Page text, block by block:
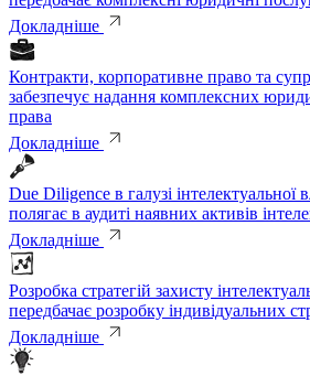
Докладніше
Контракти, корпоративне право та
забезпечує надання комплексних
права
Докладніше
Due Diligence в галузі інтелектуальної
полягає в аудиті наявних активів
Докладніше
Розробка стратегій захисту
передбачає розробку індивідуальних
Докладніше